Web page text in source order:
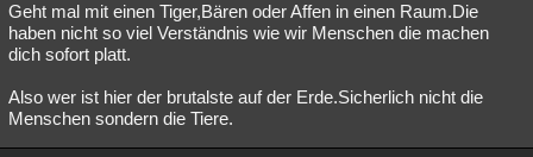
Geht mal mit einen Tiger,Bären oder Affen in einen Raum.Die
haben nicht so viel Verständnis wie wir Menschen die machen
dich sofort platt.
Also wer ist hier der brutalste auf der Erde.Sicherlich nicht die
Menschen sondern die Tiere.